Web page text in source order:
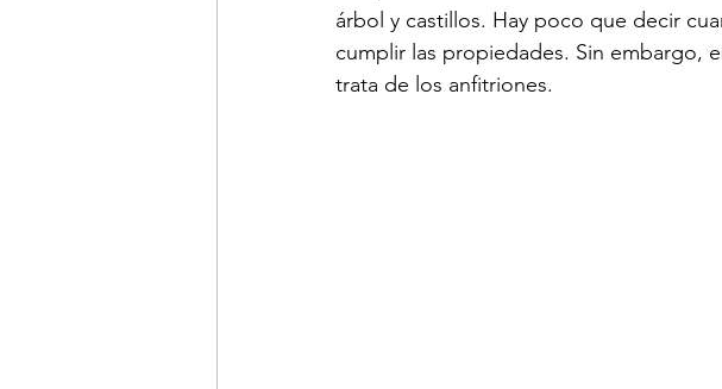
árbol y castillos. Hay poco que decir
cumplir las propiedades. Sin embargo,
trata de los anfitriones.